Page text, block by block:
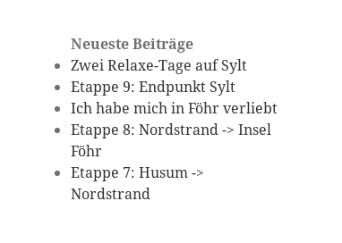
Neueste Beiträge
Zwei Relaxe-Tage auf Sylt
Etappe 9: Endpunkt Sylt
Ich habe mich in Föhr verliebt
Etappe 8: Nordstrand -> Insel
Föhr
Etappe 7: Husum ->
Nordstrand